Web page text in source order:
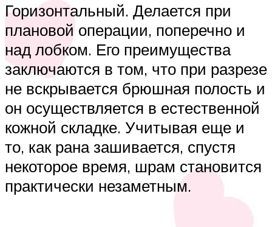
Горизонтальный. Делается при
плановой операции, поперечно и
над лобком. Его преимущества
заключаются в том, что при разрезе
не вскрывается брюшная полость и
он осуществляется в естественной
кожной складке. Учитывая еще и
то, как рана зашивается, спустя
некоторое время, шрам становится
практически незаметным.